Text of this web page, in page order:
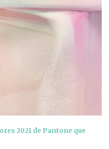
2021 de Pantone que